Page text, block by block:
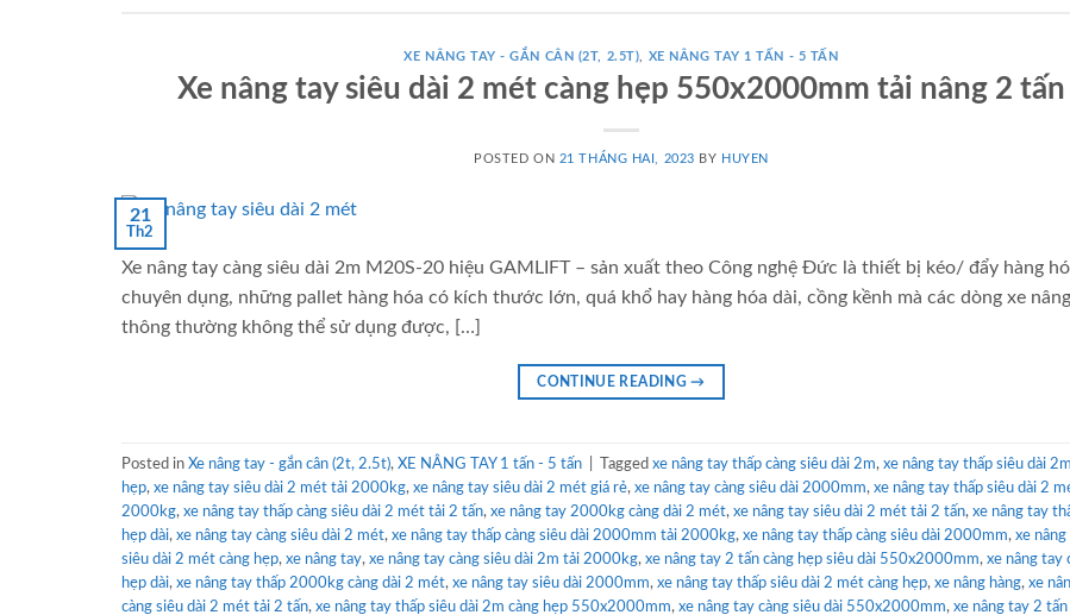
XE NÂNG TAY - GẮN CÂN (2T, 2.5T), XE NÂNG TAY 1 TẤN - 5 TẤN
Xe nâng tay siêu dài 2 mét càng hẹp 550x2000mm tải nâng 2 tấn
POSTED ON 21 THÁNG HAI, 2023 BY HUYEN
21
Th2
Xe nâng tay càng siêu dài 2m M20S-20 hiệu GAMLIFT – sản xuất theo Công nghệ Đức là thiết bị kéo/ đẩy hàng
chuyên dụng, những pallet hàng hóa có kích thước lớn, quá khổ hay hàng hóa dài, cồng kềnh mà các dòng xe
thông thường không thể sử dụng được, […]
CONTINUE READING→
Posted in Xe nâng tay - gắn cân (2t, 2.5t), XE NÂNG TAY 1 tấn - 5 tấn Tagged xe nâng tay thấp càng siêu dài 2m, xe nâng tay thấp siêu dài
hẹp, xe nâng tay siêu dài 2 mét tải 2000kg, xe nâng tay siêu dài 2 mét giá rẻ, xe nâng tay càng siêu dài 2000mm, xe nâng tay thấp siêu dài 2
2000kg, xe nâng tay thấp càng siêu dài 2 mét tải 2 tấn, xe nâng tay 2000kg càng dài 2 mét, xe nâng tay siêu dài 2 mét tải 2 tấn, xe nâng tay
hẹp dài, xe nâng tay càng siêu dài 2 mét, xe nâng tay thấp càng siêu dài 2000mm tải 2000kg, xe nâng tay thấp càng siêu dài 2000mm, xe nâng
siêu dài 2 mét càng hẹp, xe nâng tay, xe nâng tay càng siêu dài 2m tải 2000kg, xe nâng tay 2 tấn càng hẹp siêu dài 550x2000mm, xe nâng tay
hẹp dài, xe nâng tay thấp 2000kg càng dài 2 mét, xe nâng tay siêu dài 2000mm, xe nâng tay thấp siêu dài 2 mét càng hẹp, xe nâng hàng, xe
càng siêu dài 2 mét tải 2 tấn, xe nâng tay thấp siêu dài 2m càng hẹp 550x2000mm, xe nâng tay càng siêu dài 550x2000mm, xe nâng tay 2 tấn